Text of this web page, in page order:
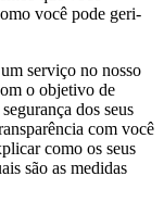
você pode geri-
serviço no nosso
o objetivo de
dos seus
com você
como os seus
são as medidas